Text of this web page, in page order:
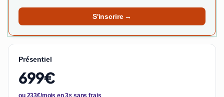
S'inscrire →
Présentiel
699€
ou 233€/mois en 3× sans frais